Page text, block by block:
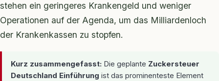
stehen ein geringeres Krankengeld und weniger
Operationen auf der Agenda, um das Milliardenloch
der Krankenkassen zu stopfen.
Kurz zusammengefasst: Die geplante Zuckersteuer
Deutschland Einführung ist das prominenteste Element